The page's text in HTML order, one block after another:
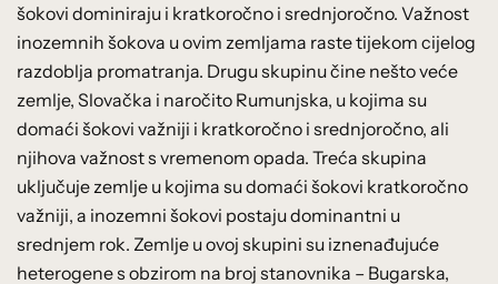
šokovi dominiraju i kratkoročno i srednjoročno. Važnost
inozemnih šokova u ovim zemljama raste tijekom cijelog
razdoblja promatranja. Drugu skupinu čine nešto veće
zemlje, Slovačka i naročito Rumunjska, u kojima su
domaći šokovi važniji i kratkoročno i srednjoročno, ali
njihova važnost s vremenom opada. Treća skupina
uključuje zemlje u kojima su domaći šokovi kratkoročno
važniji, a inozemni šokovi postaju dominantni u
srednjem rok. Zemlje u ovoj skupini su iznenađujuće
heterogene s obzirom na broj stanovnika – Bugarska,